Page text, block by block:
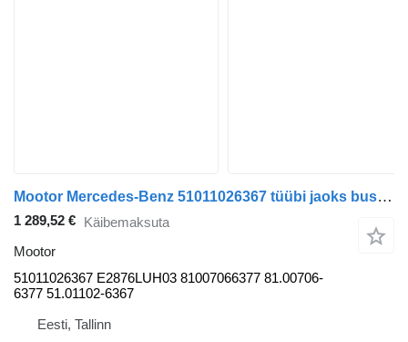
Mootor Mercedes-Benz 51011026367 tüübi jaoks bussi MAN LIONS CITY (01.04)
1 289,52 € Käibemaksuta
Mootor
51011026367 E2876LUH03 81007066377 81.00706-
6377 51.01102-6367
Eesti, Tallinn